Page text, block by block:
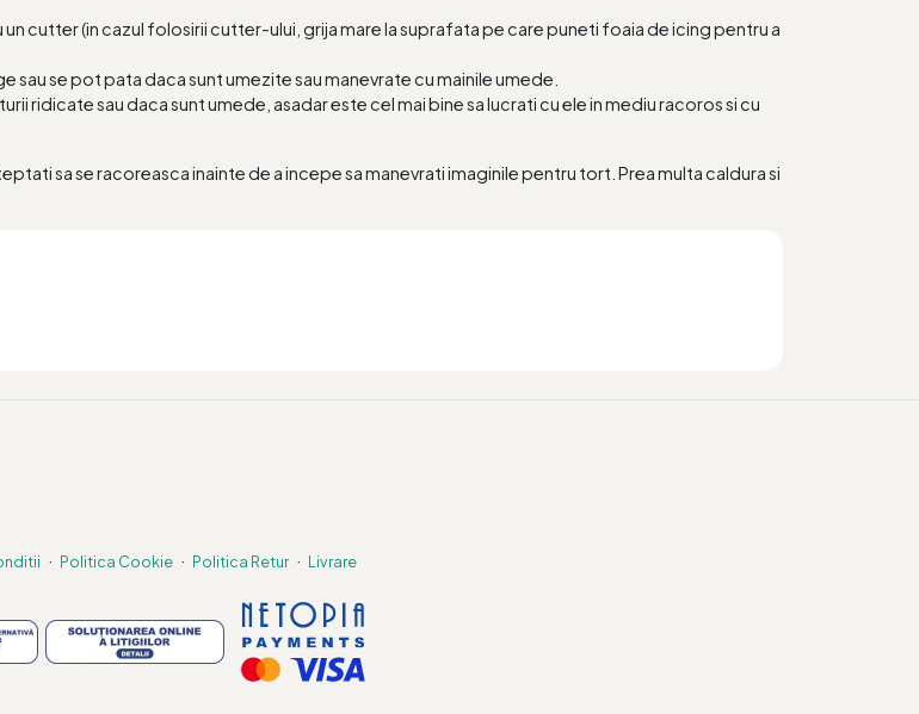
cutter (in cazul folosirii cutter-ului, grija mare la suprafata pe care puneti foaia de icing pentru a
se pot pata daca sunt umezite sau manevrate cu mainile umede.
ridicate sau daca sunt umede, asadar este cel mai bine sa lucrati cu ele in mediu racoros si cu
sa se racoreasca inainte de a incepe sa manevrati imaginile pentru tort. Prea multa caldura si
· Politica Cookie · Politica Retur · Livrare